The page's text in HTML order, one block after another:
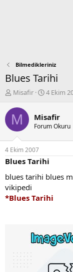
Bilmedikleriniz
Blues Tarihi
K
n
b
y
u
b
a
l
a
t
Misafir
B
l
a
ı
ç
t
a
i
4 Ekim
M Misafir
Forum Okuru
4 Ekim 2007
Blues Tarihi
blues tarihi blues
vikipedi
*Blues Tarihi